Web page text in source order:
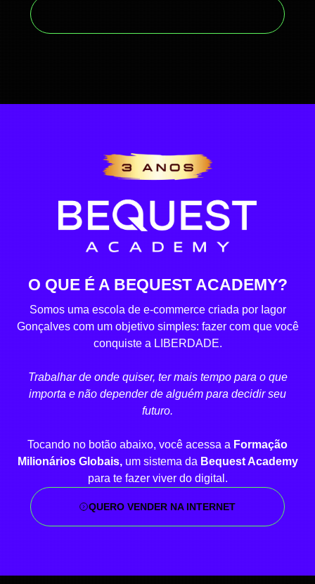
O QUE É A BEQUEST ACADEMY?
Somos uma escola de e-commerce criada por Iagor
Gonçalves com um objetivo simples: fazer com que você
conquiste a LIBERDADE.
Trabalhar de onde quiser, ter mais tempo para o que
importa e não depender de alguém para decidir seu
futuro.
Tocando no botão abaixo, você acessa a Formação
Milionários Globais,um sistema da Bequest Academy
para te fazer viver do digital.
QUERO VENDER NA INTERNET